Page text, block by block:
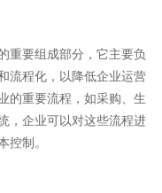
要组成部分，它主要负
流程化，以降低企业运营
的重要流程，如采购、生
，企业可以对这些流程进
制。